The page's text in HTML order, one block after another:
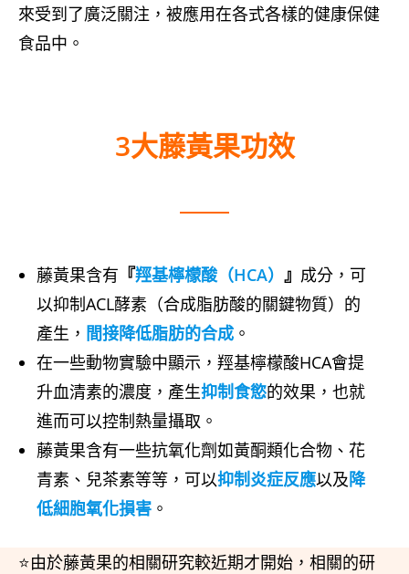
來受到了廣泛關注，被應用在各式各樣的健康保健
食品中。
3大藤黃果功效
藤黃果含有 『羥基檸檬酸（HCA） 』 成分，可
以抑制ACL酵素（合成脂肪酸的關鍵物質）的
產生， 間接降低脂肪的合成 。
在一些動物實驗中顯示，羥基檸檬酸HCA會提
升血清素的濃度，產生抑制食慾的效果，也就
進而可以控制熱量攝取。
藤黃果含有一些抗氧化劑如黃酮類化合物、花
青素、兒茶素等等，可以抑制炎症反應以及降
低細胞氧化損害 。
⭐由於藤黃果的相關研究較近期才開始，相關的研